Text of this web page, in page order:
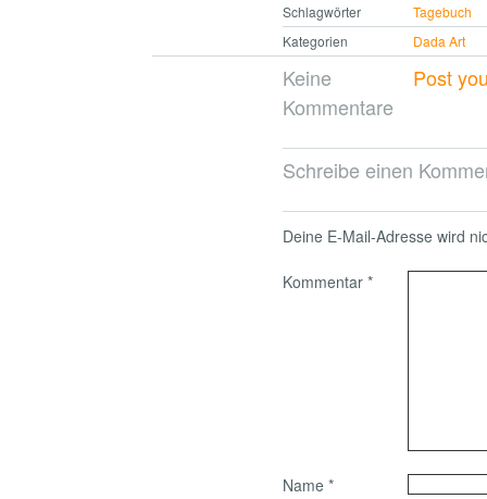
Schlagwörter
Tagebuch
Kategorien
Dada Art
Keine
Kommentare
Post
Schreibe einen
Deine E-Mail-Adresse wird
Kommentar *
Name *